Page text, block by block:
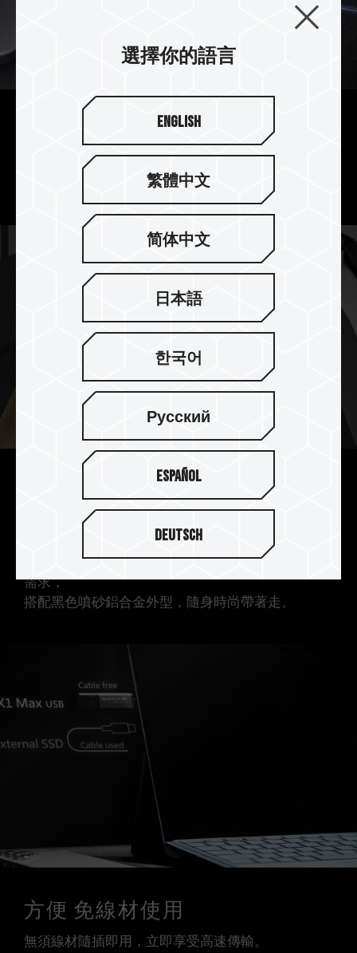
商務資料很能裝
提供 128GB / 256GB / 512GB 容量選擇，商務資料
漆黑質感 小巧精幹
僅 6.3 公分的小尺寸，方便隨身攜帶，不受線材束
連接裝置立即使用，滿足各式資料、影音檔案儲存
需求，
搭配黑色噴砂鋁合金外型，隨身時尚帶著走。
方便 免線材使用
無須線材隨插即用，立即享受高速傳輸。
選擇你的語言
English
繁體中文
简体中文
日本語
한국어
Русский
Español
Deutsch